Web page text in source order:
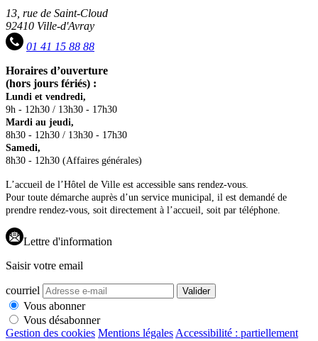
13, rue de Saint-Cloud
92410 Ville-d'Avray
01 41 15 88 88
Horaires d’ouverture
(hors jours fériés) :
Lundi et vendredi,
9h - 12h30 / 13h30 - 17h30
Mardi au jeudi,
8h30 - 12h30 / 13h30 - 17h30
Samedi,
8h30 - 12h30 (Affaires générales)
L’accueil de l’Hôtel de Ville est accessible sans rendez-vous.
Pour toute démarche auprès d’un service municipal, il est demandé de
prendre rendez-vous, soit directement à l’accueil, soit par téléphone.
Lettre d'information
Saisir votre email
courriel Valider
Vous abonner
Vous désabonner
Gestion des cookies Mentions légales Accessibilité : partiellement